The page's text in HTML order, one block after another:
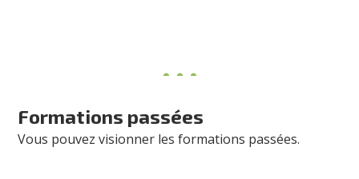
Formations passées
Vous pouvez visionner les formations passées.